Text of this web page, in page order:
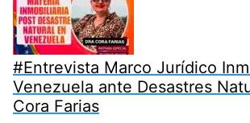
#Entrevista Marco Jurídico
Venezuela ante Desastres
Cora Farias